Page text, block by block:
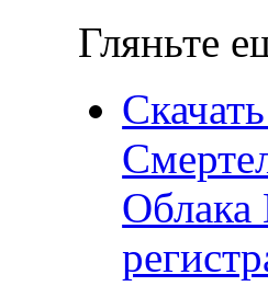
Гляньте
Облака